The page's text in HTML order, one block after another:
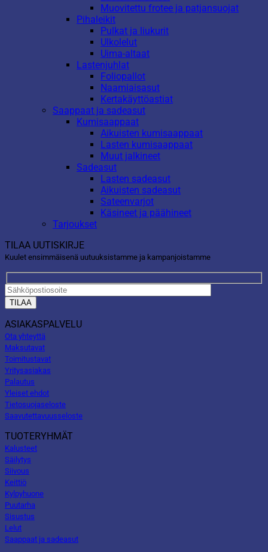
Muovitettu frotee ja patjansuojat
Pihaleikit
Pulkat ja liukurit
Ulkolelut
Uima-altaat
Lastenjuhlat
Foliopallot
Naamiaisasut
Kertakäyttöastiat
Saappaat ja sadeasut
Kumisaappaat
Aikuisten kumisaappaat
Lasten kumisaappaat
Muut jalkineet
Sadeasut
Lasten sadeasut
Aikuisten sadeasut
Sateenvarjot
Käsineet ja päähineet
Tarjoukset
TILAA UUTISKIRJE
Kuulet ensimmäisenä uutuuksistamme ja kampanjoistamme
ASIAKASPALVELU
Ota yhteyttä
Maksutavat
Toimitustavat
Yritysasiakas
Palautus
Yleiset ehdot
Tietosuojaseloste
Saavutettavuusseloste
TUOTERYHMÄT
Kalusteet
Säilytys
Siivous
Keittiö
Kylpyhuone
Puutarha
Sisustus
Lelut
Saappaat ja sadeasut